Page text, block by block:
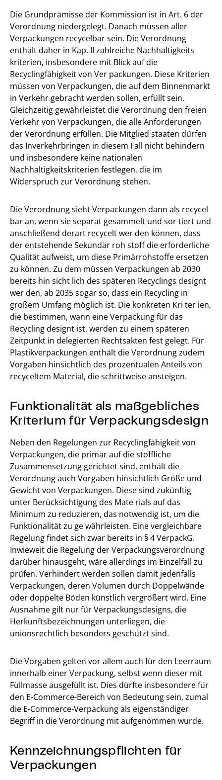
Die Grundprämisse der Kommission ist in Art. 6 der
Verordnung niedergelegt. Danach müssen aller
Verpackungen recycelbar sein. Die Verordnung
enthält daher in Kap. II zahlreiche Nachhaltigkeits
kriterien, insbesondere mit Blick auf die
Recyclingfähigkeit von Ver packungen. Diese Kriterien
müssen von Verpackungen, die auf dem Binnenmarkt
in Verkehr gebracht werden sollen, erfüllt sein.
Gleichzeitig gewährleistet die Verordnung den freien
Verkehr von Verpackungen, die alle Anforderungen
der Verordnung erfüllen. Die Mitglied staaten dürfen
das Inverkehrbringen in diesem Fall nicht behindern
und insbesondere keine nationalen
Nachhaltigkeitskriterien festlegen, die im
Widerspruch zur Verordnung stehen.
Die Verordnung sieht Verpackungen dann als recycel
bar an, wenn sie separat gesammelt und sor tiert und
anschließend derart recycelt wer den können, dass
der entstehende Sekundär roh stoff die erforderliche
Qualität aufweist, um diese Primärrohstoffe ersetzen
zu können. Zu dem müssen Verpackungen ab 2030
bereits hin sicht lich des späteren Recyclings designt
wer den, ab 2035 sogar so, dass ein Recycling in
großem Umfang möglich ist. Die konkreten Kri ter ien,
die bestimmen, wann eine Verpackung für das
Recycling designt ist, werden zu einem späteren
Zeitpunkt in delegierten Rechtsakten fest gelegt. Für
Plastikverpackungen enthält die Verordnung zudem
Vorgaben hinsichtlich des prozentualen Anteils von
recyceltem Material, die schrittweise ansteigen.
Funktionalität als maßgebliches
Kriterium für Verpackungsdesign
Neben den Regelungen zur Recyclingfähigkeit von
Verpackungen, die primär auf die stoffliche
Zusammensetzung gerichtet sind, enthält die
Verordnung auch Vorgaben hinsichtlich Größe und
Gewicht von Verpackungen. Diese sind zukünftig
unter Berücksichtigung des Mate rials auf das
Minimum zu reduzieren, das notwendig ist, um die
Funktionalität zu ge währleisten. Eine vergleichbare
Regelung findet sich zwar bereits in § 4 VerpackG.
Inwieweit die Regelung der Verpackungsverordnung
darüber hinausgeht, wäre allerdings im Einzelfall zu
prüfen. Verhindert werden sollen damit jedenfalls
Verpackungen, deren Volumen durch Doppelwände
oder doppelte Böden künstlich vergrößert wird. Eine
Ausnahme gilt nur für Verpackungsdesigns, die
Herkunftsbezeichnungen unterliegen, die
unionsrechtlich besonders geschützt sind.
Die Vorgaben gelten vor allem auch für den Leerraum
innerhalb einer Verpackung, selbst wenn dieser mit
Füllmasse ausgefüllt ist. Dies dürfte insbesondere für
den E-Commerce-Bereich von Bedeutung sein, zumal
die E‑Commerce-Verpackung als eigenständiger
Begriff in die Verordnung mit aufgenommen wurde.
Kennzeichnungspflichten für
Verpackungen